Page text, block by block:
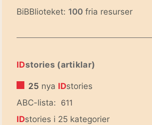
BiBBlioteket: 100 fria resurser
IDstories (artiklar)
25 nya IDstories
ABC-lista: 611
IDstories i 25 kategorier